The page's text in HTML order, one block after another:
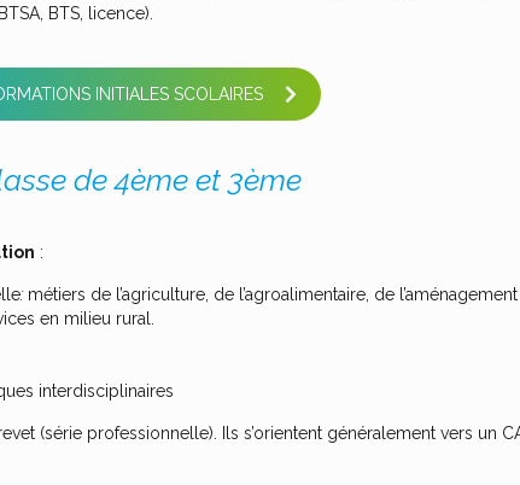
BTS, licence).
INITIALES SCOLAIRES
de 4ème et 3ème
:
: métiers de l’agriculture, de l’agroalimentaire, de
en milieu rural.
interdisciplinaires
(série professionnelle). Ils s’orientent généralement vers un